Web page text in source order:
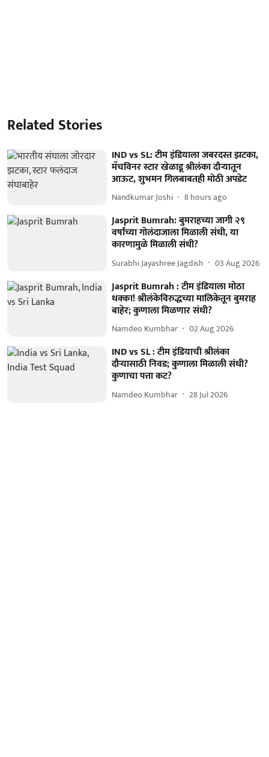
Related Stories
IND vs SL: टीम इंडियाला जबरदस्त झटका,
मॅचविनर स्टार खेळाडू श्रीलंका दौऱ्यातून
आऊट, शुभमन गिलबाबतही मोठी अपडेट
Nandkumar Joshi 8 hours ago
Jasprit Bumrah: बुमराहच्या जागी २९
वर्षांच्या गोलंदाजाला मिळाली संधी, या
कारणामुळे मिळाली संधी?
Surabhi Jayashree Jagdish 03 Aug 2026
Jasprit Bumrah : टीम इंडियाला मोठा
धक्का! श्रीलंकेविरुद्धच्या मालिकेतून बुमराह
बाहेर; कुणाला मिळणार संधी?
Namdeo Kumbhar 02 Aug 2026
IND vs SL : टीम इंडियाची श्रीलंका
दौऱ्यासाठी निवड; कुणाला मिळाली संधी?
कुणाचा पत्ता कट?
Namdeo Kumbhar 28 Jul 2026